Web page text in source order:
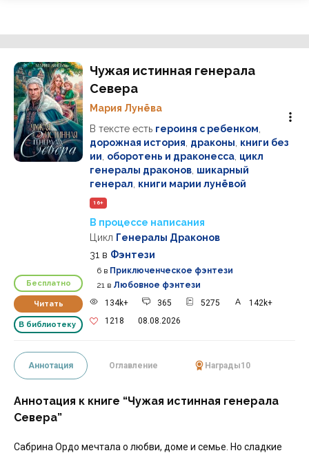
Бесплатно
Читать
В библиотеку
Чужая истинная генерала
Севера
Мария Лунёва
В тексте есть героиня с ребенком
дорожная история драконы книги без
ии оборотень и драконесса цикл
генералы драконов шикарный
генерал книги марии лунёвой
16+
В процессе написания
Цикл Генералы Драконов
31 в Фэнтези
6 в Приключенческое фэнтези
21 в Любовное фэнтези
134k+
365 5275
142k+
1218
08.08.2026
Аннотация Оглавление Награды10
Аннотация к книге “Чужая истинная генерала
Севера”
Сабрина Ордо мечтала о любви, доме и семье. Но сладкие